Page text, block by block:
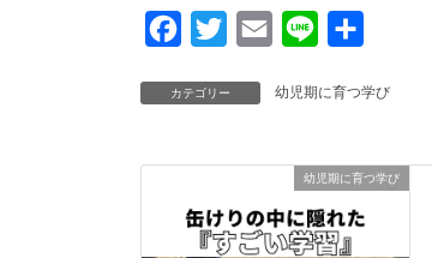
c
b
o
i
t
e
r
a
l
n
カテゴリー 幼児期に育つ学び
幼児期に育つ学び